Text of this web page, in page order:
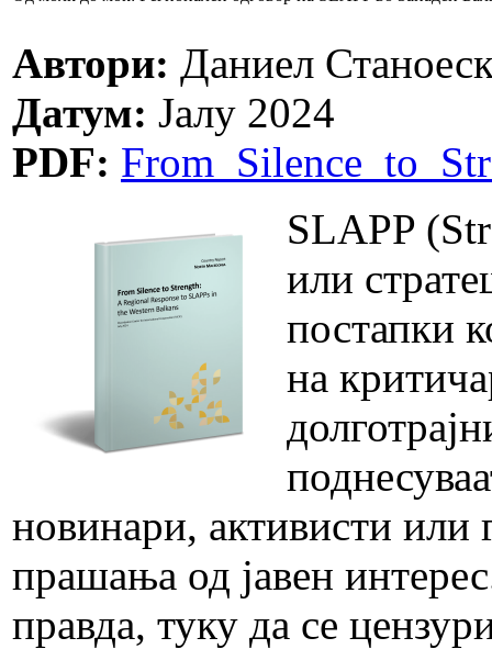
Автори: Даниел
Датум: Јалу 2024
PDF:
SLAPP
или
постапки
на
новинари, активисти или
прашања од јавен
правда, туку да се